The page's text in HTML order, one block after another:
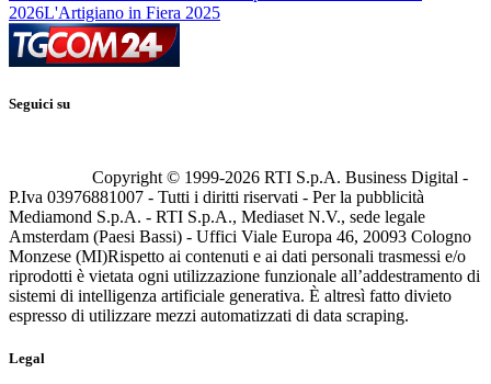
2026L'Artigiano in Fiera 2025
Seguici su
Copyright © 1999-2026 RTI S.p.A. Business Digital -
P.Iva 03976881007 - Tutti i diritti riservati - Per la pubblicità
Mediamond S.p.A. - RTI S.p.A., Mediaset N.V., sede legale
Amsterdam (Paesi Bassi) - Uffici Viale Europa 46, 20093 Cologno
Monzese (MI)Rispetto ai contenuti e ai dati personali trasmessi e/o
riprodotti è vietata ogni utilizzazione funzionale all’addestramento di
sistemi di intelligenza artificiale generativa. È altresì fatto divieto
espresso di utilizzare mezzi automatizzati di data scraping.
Legal